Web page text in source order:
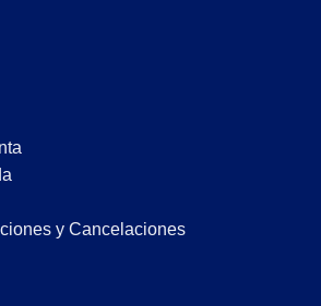
y Cancelaciones